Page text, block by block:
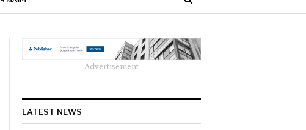
- Advertisement -
LATEST NEWS